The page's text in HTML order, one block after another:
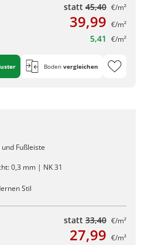
statt 45,40 €/m²
39,99 €/m²
5,41 €/m²
Boden vergleichen
Fußleiste
0,3 mm | NK 31
Stil
statt 33,40 €/m²
27,99 €/m²